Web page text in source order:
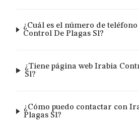
¿Cuál es el número de
Control De Plagas Sl?
¿Tiene página web Irabia
Sl?
¿Cómo puedo contactar con
Plagas Sl?